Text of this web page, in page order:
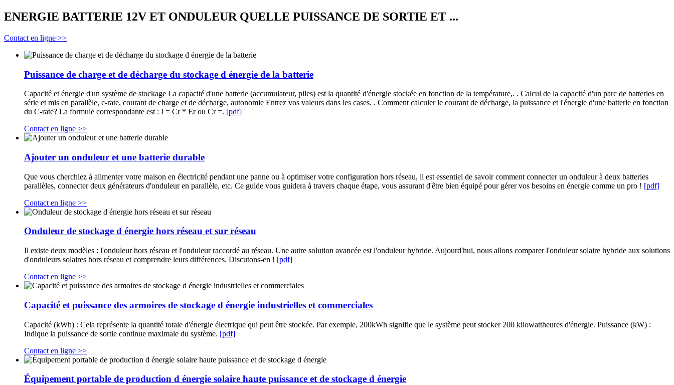
ENERGIE BATTERIE 12V ET ONDULEUR QUELLE PUISSANCE DE SORTIE ET ...
Contact en ligne >>
Puissance de charge et de décharge du stockage d énergie de la batterie
Capacité et énergie d'un système de stockage La capacité d'une batterie (accumulateur, piles) est la quantité d'énergie stockée en fonction de la température,. . Calcul de la capacité d'un parc de batteries en
série et mis en parallèle, c-rate, courant de charge et de décharge, autonomie Entrez vos valeurs dans les cases. . Comment calculer le courant de décharge, la puissance et l'énergie d'une batterie en fonction
du C-rate? La formule correspondante est : I = Cr * Er ou Cr =. [pdf]
Contact en ligne >>
Ajouter un onduleur et une batterie durable
Que vous cherchiez à alimenter votre maison en électricité pendant une panne ou à optimiser votre configuration hors réseau, il est essentiel de savoir comment connecter un onduleur à deux batteries
parallèles, connecter deux générateurs d'onduleur en parallèle, etc. Ce guide vous guidera à travers chaque étape, vous assurant d'être bien équipé pour gérer vos besoins en énergie comme un pro ! [pdf]
Contact en ligne >>
Onduleur de stockage d énergie hors réseau et sur réseau
Il existe deux modèles : l'onduleur hors réseau et l'onduleur raccordé au réseau. Une autre solution avancée est l'onduleur hybride. Aujourd'hui, nous allons comparer l'onduleur solaire hybride aux solutions
d'onduleurs solaires hors réseau et comprendre leurs différences. Discutons-en ! [pdf]
Contact en ligne >>
Capacité et puissance des armoires de stockage d énergie industrielles et commerciales
Capacité (kWh) : Cela représente la quantité totale d'énergie électrique qui peut être stockée. Par exemple, 200kWh signifie que le système peut stocker 200 kilowattheures d'énergie. Puissance (kW) :
Indique la puissance de sortie continue maximale du système. [pdf]
Contact en ligne >>
Équipement portable de production d énergie solaire haute puissance et de stockage d énergie